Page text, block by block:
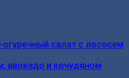
салат с лососем
авокадо и кочудяном